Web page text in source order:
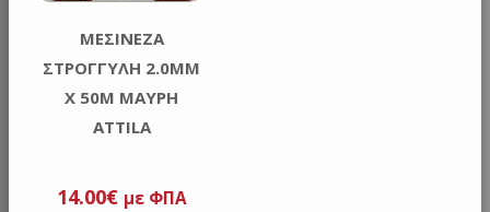
ΜΕΣΙΝΕΖΑ
ΣΤΡΟΓΓΥΛΗ 2.0MM
X 50M ΜΑΥΡΗ
ATTILA
14.00€ με ΦΠΑ